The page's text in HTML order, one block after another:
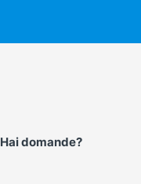
Hai domande?